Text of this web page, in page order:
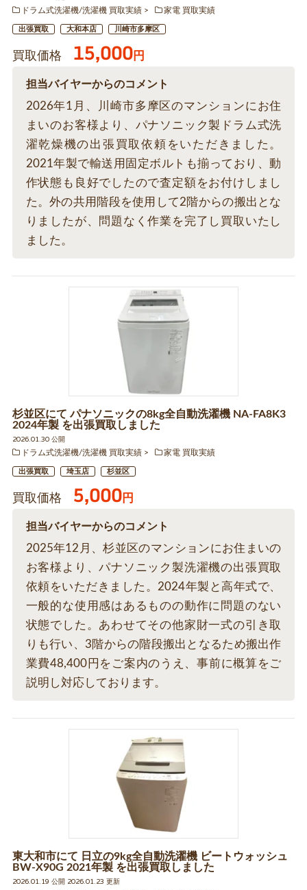
ドラム式洗濯機/洗濯機 買取実績
家電 買取実績
出張買取 大和本店 川崎市多摩区
買取価格 15,000円
担当バイヤーからのコメント
2026年1月、川崎市多摩区のマンションにお住
まいのお客様より、パナソニック製ドラム式洗
濯乾燥機の出張買取依頼をいただきました。
2021年製で輸送用固定ボルトも揃っており、動
作状態も良好でしたので査定額をお付けしまし
た。外の共用階段を使用して2階からの搬出とな
りましたが、問題なく作業を完了し買取いたし
ました。
杉並区にて パナソニックの8kg全自動洗濯機 NA-FA8K3
2024年製 を出張買取しました
2026.01.30 公開
ドラム式洗濯機/洗濯機 買取実績
家電 買取実績
出張買取 埼玉店 杉並区
買取価格 5,000円
担当バイヤーからのコメント
2025年12月、杉並区のマンションにお住まいの
お客様より、パナソニック製洗濯機の出張買取
依頼をいただきました。2024年製と高年式で、
一般的な使用感はあるものの動作に問題のない
状態でした。あわせてその他家財一式の引き取
りも行い、3階からの階段搬出となるため搬出作
業費48,400円をご案内のうえ、事前に概算をご
説明し対応しております。
東大和市にて 日立の9kg全自動洗濯機 ビートウォッシュ
BW-X90G 2021年製 を出張買取しました
2026.01.19 公開 2026.01.23 更新